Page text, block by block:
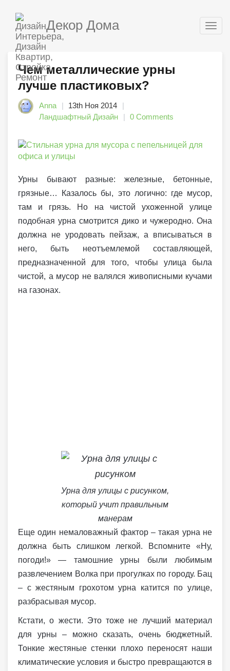
Декор Дома
Чем металлические урны
лучше пластиковых?
Anna
13th Ноя 2014
Ландшафтный Дизайн
0 Comments
Урны бывают разные: железные, бетонные,
грязные… Казалось бы, это логично: где мусор,
там и грязь. Но на чистой ухоженной улице
подобная урна смотрится дико и чужеродно. Она
должна не уродовать пейзаж, а вписываться в
него, быть неотъемлемой составляющей,
предназначенной для того, чтобы улица была
чистой, а мусор не валялся живописными кучами
на газонах.
Урна для улицы с рисунком,
который учит правильным
манерам
Еще один немаловажный фактор – такая урна не
должна быть слишком легкой. Вспомните «Ну,
погоди!» — тамошние урны были любимым
развлечением Волка при прогулках по городу. Бац
– с жестяным грохотом урна катится по улице,
разбрасывая мусор.
Кстати, о жести. Это тоже не лучший материал
для урны – можно сказать, очень бюджетный.
Тонкие жестяные стенки плохо переносят наши
климатические условия и быстро превращаются в